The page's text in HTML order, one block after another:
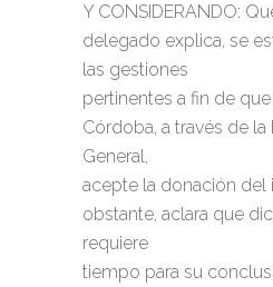
Y CONSIDERANDO:
delegado explica, se
las gestiones
pertinentes a fin de
Córdoba, a través de la
General,
acepte la donación del
obstante, aclara que
requiere
tiempo para su